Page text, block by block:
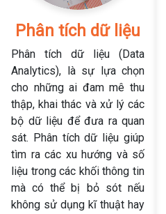
Phân tích dữ liệu
Phân tích dữ liệu (Data
Analytics), là sự lựa chọn
cho những ai đam mê thu
thập, khai thác và xử lý các
bộ dữ liệu để đưa ra quan
sát. Phân tích dữ liệu giúp
tìm ra các xu hướng và số
liệu trong các khối thông tin
mà có thể bị bỏ sót nếu
không sử dụng kĩ thuật hay